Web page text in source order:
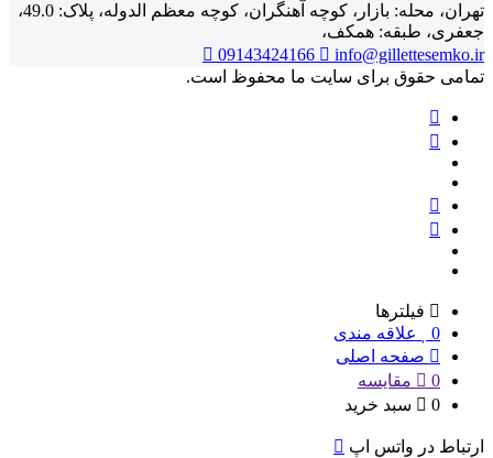
تهران، محله: بازار، کوچه آهنگران، کوچه معظم الدوله، پلاک: 49.0،
جعفری، طبقه: همکف،
09143424166
info@gillettesemko.ir
تمامی حقوق برای سایت ما محفوظ است.
فیلترها
0
علاقه مندی
صفحه اصلی
0
مقایسه
0
سبد خرید
ارتباط در واتس اپ